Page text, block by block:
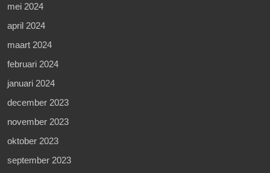
mei 2024
april 2024
maart 2024
februari 2024
januari 2024
december 2023
november 2023
oktober 2023
september 2023